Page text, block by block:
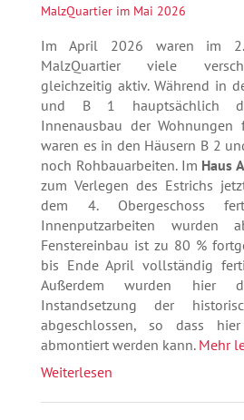
Im April 2026 waren im 2.
MalzQuartier viele
gleichzeitig aktiv. Während in
und B 1 hauptsächlich
Innenausbau der Wohnungen
waren es in den Häusern B 2
noch Rohbauarbeiten. Im Haus
zum Verlegen des Estrichs
dem 4. Obergeschoss
Innenputzarbeiten wurden
Fenstereinbau ist zu 80 %
bis Ende April vollständig
Außerdem wurden hier
Instandsetzung der
abgeschlossen, so dass
abmontiert werden kann. Mehr
Weiterlesen